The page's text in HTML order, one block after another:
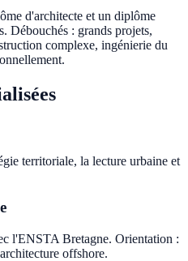
d'architecte et un diplôme
Débouchés : grands projets,
complexe, ingénierie du
territoriale, la lecture urbaine et
l'ENSTA Bretagne. Orientation :
offshore.